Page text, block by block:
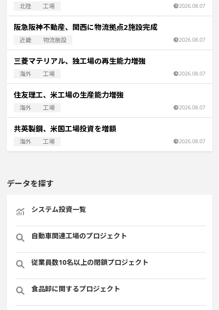
北陸 工場 2026.08.07
阪急阪神不動産、関西に物流拠点2施設完成
近畿 物流施設 2026.08.07
三菱マテリアル、独工場の再生能力増強
海外 工場 2026.08.07
住友理工、米工場の生産能力増強
海外 工場 2026.08.07
共英製鋼、米国工場投資を増額
海外 工場 2026.08.07
データを探す
システム投資一覧
自動車関連工場のプロジェクト
従業員数10名以上の閉鎖プロジェクト
食品卸に関するプロジェクト